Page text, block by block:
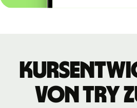
von TRY